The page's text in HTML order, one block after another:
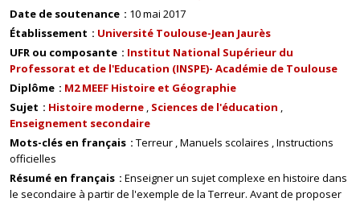
Date de soutenance
10 mai 2017
Établissement
Université Toulouse-Jean Jaurès
UFR ou composante
Institut National Supérieur du
Professorat et de l'Education (INSPE)- Académie de Toulouse
Diplôme
M2 MEEF Histoire et Géographie
Sujet
Histoire moderne Sciences de l'éducation
Enseignement secondaire
Mots-clés en français
Terreur Manuels scolaires Instructions
officielles
Résumé en français
Enseigner un sujet complexe en histoire dans
le secondaire à partir de l'exemple de la Terreur. Avant de proposer